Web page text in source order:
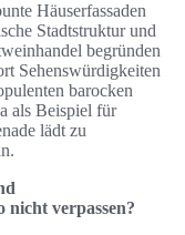
Häuserfassaden
Stadtstruktur und
begründen
Sehenswürdigkeiten
barocken
als Beispiel für
lädt zu
nicht verpassen?